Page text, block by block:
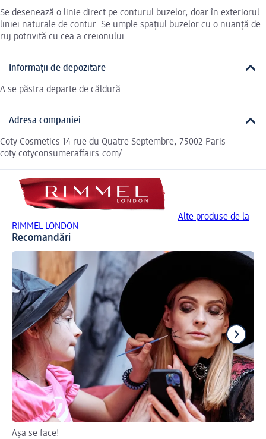
Se desenează o linie direct pe conturul buzelor, doar în exteriorul
liniei naturale de contur. Se umple spațiul buzelor cu o nuanță de
ruj potrivită cu cea a creionului.
Informații de depozitare
A se păstra departe de căldură
Adresa companiei
Coty Cosmetics 14 rue du Quatre Septembre, 75002 Paris
coty.cotyconsumeraffairs.com/
Alte produse de la
RIMMEL LONDON
Recomandări
Așa se face!